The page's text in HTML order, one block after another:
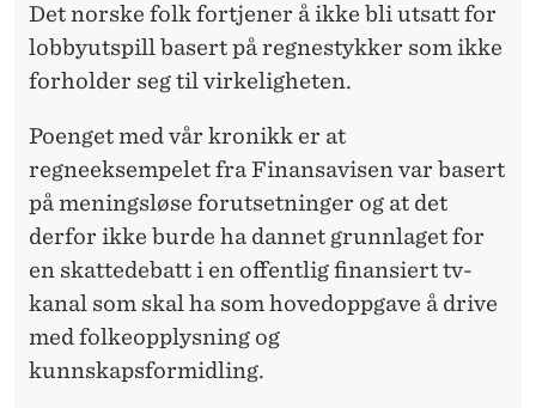
Det norske folk fortjener å ikke bli utsatt for
lobbyutspill basert på regnestykker som ikke
forholder seg til virkeligheten.
Poenget med vår kronikk er at
regneeksempelet fra Finansavisen var basert
på meningsløse forutsetninger og at det
derfor ikke burde ha dannet grunnlaget for
en skattedebatt i en offentlig finansiert tv-
kanal som skal ha som hovedoppgave å drive
med folkeopplysning og
kunnskapsformidling.